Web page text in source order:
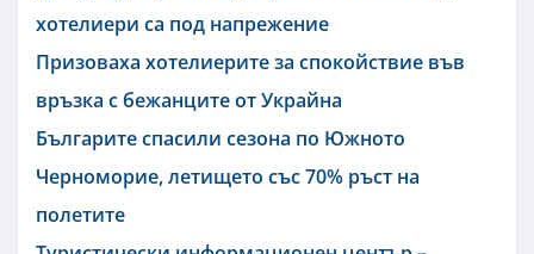
хотелиери са под напрежение
Призоваха хотелиерите за спокойствие във
връзка с бежанците от Украйна
Българите спасили сезона по Южното
Черноморие, летището със 70% ръст на
полетите